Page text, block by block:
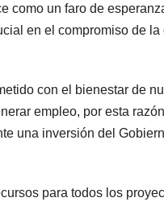
como un faro de
en el compromiso de la
con el bienestar de
empleo, por esta
una inversión del
para todos los